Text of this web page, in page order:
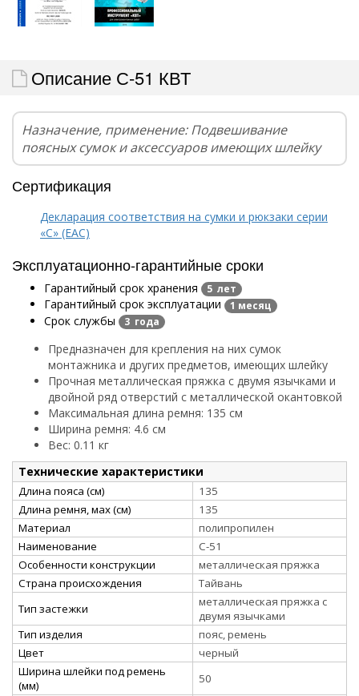
Описание С-51 КВТ
Назначение, применение: Подвешивание
поясных сумок и аксессуаров имеющих шлейку
Сертификация
Декларация соответствия на сумки и рюкзаки серии
«С» (EAC)
Эксплуатационно-гарантийные сроки
Гарантийный срок хранения 5 лет
Гарантийный срок эксплуатации 1 месяц
Срок службы 3 года
Предназначен для крепления на них сумок
монтажника и других предметов, имеющих шлейку
Прочная металлическая пряжка с двумя язычками и
двойной ряд отверстий с металлической окантовкой
Максимальная длина ремня: 135 см
Ширина ремня: 4.6 см
Вес: 0.11 кг
Технические характеристики
Длина пояса (см)
135
Длина ремня, мах (см)
135
Материал
полипропилен
Наименование
С-51
Особенности конструкции
металлическая пряжка
Страна происхождения
Тайвань
Тип застежки
металлическая пряжка с
двумя язычками
Тип изделия
пояс, ремень
Цвет
черный
Ширина шлейки под ремень
(мм)
50